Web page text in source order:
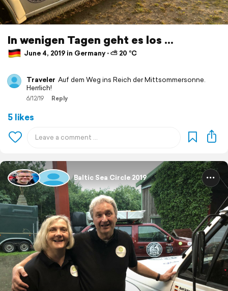
In wenigen Tagen geht es los ...
June 4, 2019 in Germany ⋅ ⛅ 20 °C
Traveler Auf dem Weg ins Reich der Mittsommersonne.
Herrlich!
6/12/19 Reply
5 likes
Baltic Sea Circle 2019